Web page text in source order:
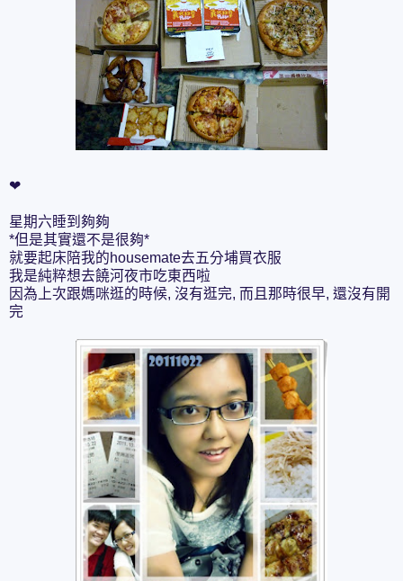
❤
星期六睡到夠夠
*但是其實還不是很夠*
就要起床陪我的housemate去五分埔買衣服
我是純粹想去饒河夜市吃東西啦
因為上次跟媽咪逛的時候, 沒有逛完, 而且那時很早, 還沒有開
完